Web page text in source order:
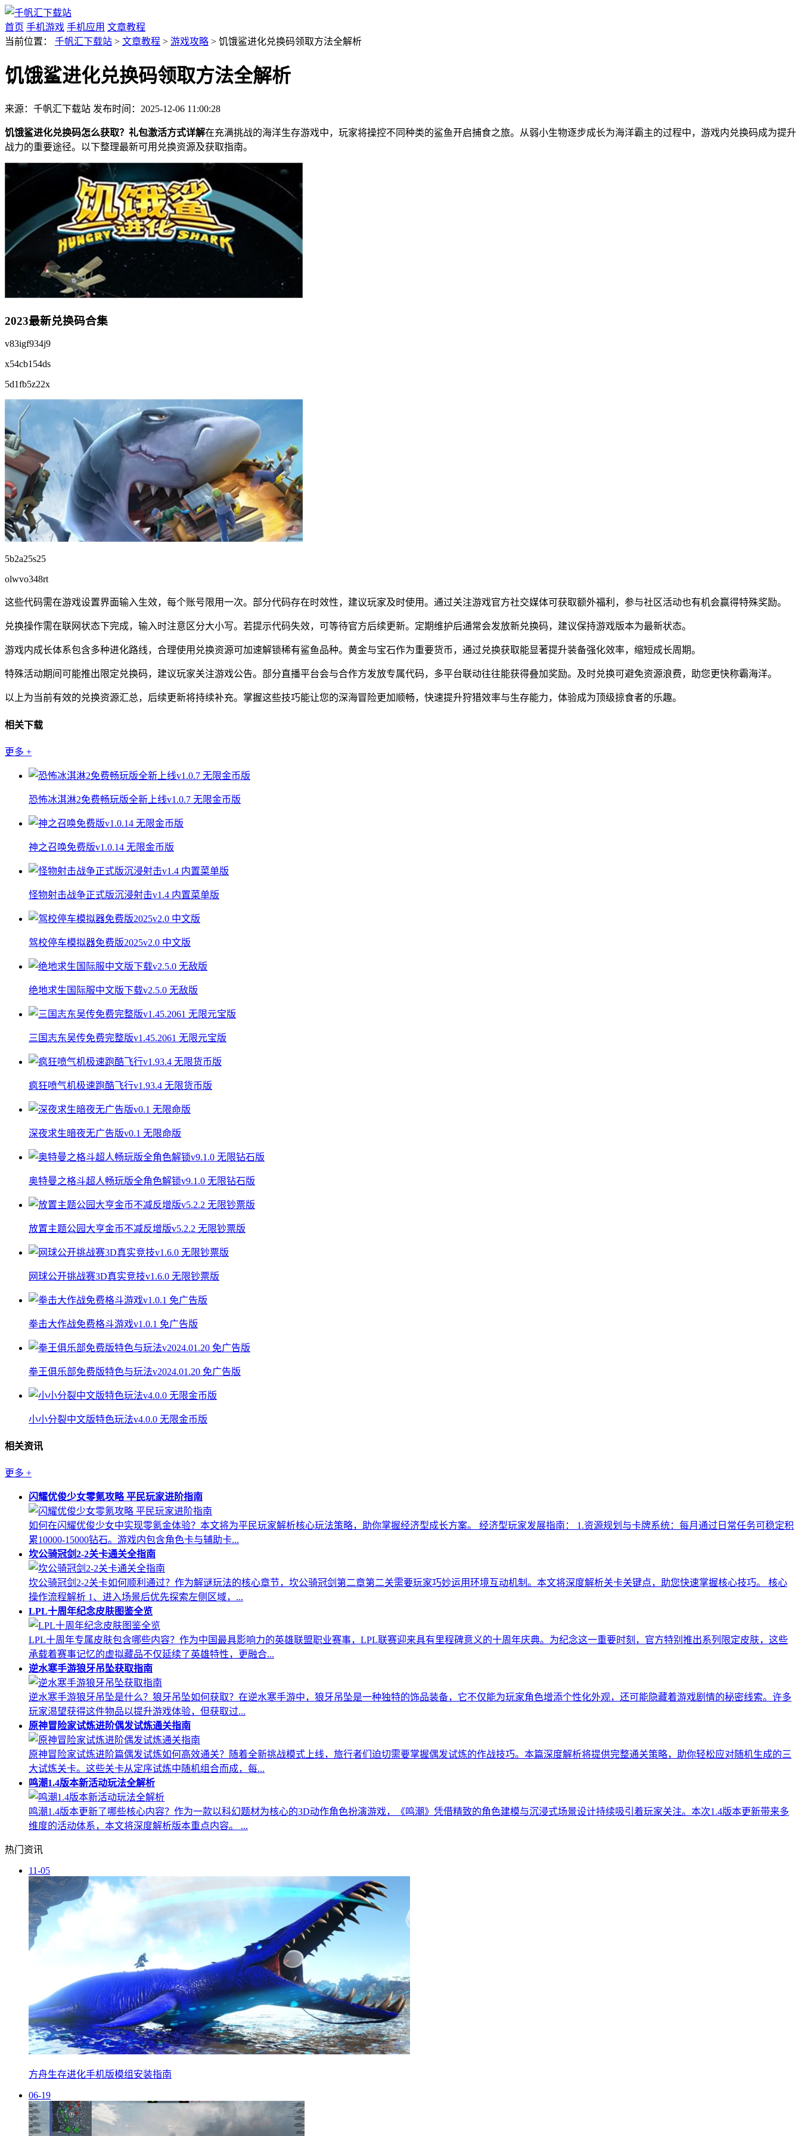
首页 手机游戏 手机应用 文章教程
当前位置： 千帆汇下载站 > 文章教程 > 游戏攻略 > 饥饿鲨进化兑换码领取方法全解析
饥饿鲨进化兑换码领取方法全解析
来源：千帆汇下载站 发布时间：2025-12-06 11:00:28
饥饿鲨进化兑换码怎么获取？礼包激活方式详解在充满挑战的海洋生存游戏中，玩家将操控不同种类的鲨鱼开启捕食之旅。从弱小生物逐步成长为海洋霸主的过程中，游戏内兑换码成为提升
战力的重要途径。以下整理最新可用兑换资源及获取指南。
2023最新兑换码合集
v83igf934j9
x54cb154ds
5d1fb5z22x
5b2a25s25
olwvo348rt
这些代码需在游戏设置界面输入生效，每个账号限用一次。部分代码存在时效性，建议玩家及时使用。通过关注游戏官方社交媒体可获取额外福利，参与社区活动也有机会赢得特殊奖励。
兑换操作需在联网状态下完成，输入时注意区分大小写。若提示代码失效，可等待官方后续更新。定期维护后通常会发放新兑换码，建议保持游戏版本为最新状态。
游戏内成长体系包含多种进化路线，合理使用兑换资源可加速解锁稀有鲨鱼品种。黄金与宝石作为重要货币，通过兑换获取能显著提升装备强化效率，缩短成长周期。
特殊活动期间可能推出限定兑换码，建议玩家关注游戏公告。部分直播平台会与合作方发放专属代码，多平台联动往往能获得叠加奖励。及时兑换可避免资源浪费，助您更快称霸海洋。
以上为当前有效的兑换资源汇总，后续更新将持续补充。掌握这些技巧能让您的深海冒险更加顺畅，快速提升狩猎效率与生存能力，体验成为顶级掠食者的乐趣。
相关下载
更多 +
恐怖冰淇淋2免费畅玩版全新上线v1.0.7 无限金币版
神之召唤免费版v1.0.14 无限金币版
怪物射击战争正式版沉浸射击v1.4 内置菜单版
驾校停车模拟器免费版2025v2.0 中文版
绝地求生国际服中文版下载v2.5.0 无敌版
三国志东吴传免费完整版v1.45.2061 无限元宝版
疯狂喷气机极速跑酷飞行v1.93.4 无限货币版
深夜求生暗夜无广告版v0.1 无限命版
奥特曼之格斗超人畅玩版全角色解锁v9.1.0 无限钻石版
放置主题公园大亨金币不减反增版v5.2.2 无限钞票版
网球公开挑战赛3D真实竞技v1.6.0 无限钞票版
拳击大作战免费格斗游戏v1.0.1 免广告版
拳王俱乐部免费版特色与玩法v2024.01.20 免广告版
小小分裂中文版特色玩法v4.0.0 无限金币版
相关资讯
更多 +
闪耀优俊少女零氪攻略 平民玩家进阶指南
如何在闪耀优俊少女中实现零氪金体验？本文将为平民玩家解析核心玩法策略，助你掌握经济型成长方案。 经济型玩家发展指南： 1.资源规划与卡牌系统：每月通过日常任务可稳定积
累10000-15000钻石。游戏内包含角色卡与辅助卡...
坎公骑冠剑2-2关卡通关全指南
坎公骑冠剑2-2关卡如何顺利通过？作为解谜玩法的核心章节，坎公骑冠剑第二章第二关需要玩家巧妙运用环境互动机制。本文将深度解析关卡关键点，助您快速掌握核心技巧。 核心
操作流程解析 1、进入场景后优先探索左侧区域，...
LPL十周年纪念皮肤图鉴全览
LPL十周年专属皮肤包含哪些内容？作为中国最具影响力的英雄联盟职业赛事，LPL联赛迎来具有里程碑意义的十周年庆典。为纪念这一重要时刻，官方特别推出系列限定皮肤，这些
承载着赛事记忆的虚拟藏品不仅延续了英雄特性，更融合...
逆水寒手游狼牙吊坠获取指南
逆水寒手游狼牙吊坠是什么？狼牙吊坠如何获取？在逆水寒手游中，狼牙吊坠是一种独特的饰品装备，它不仅能为玩家角色增添个性化外观，还可能隐藏着游戏剧情的秘密线索。许多
玩家渴望获得这件物品以提升游戏体验，但获取过...
原神冒险家试炼进阶偶发试炼通关指南
原神冒险家试炼进阶篇偶发试炼如何高效通关？随着全新挑战模式上线，旅行者们迫切需要掌握偶发试炼的作战技巧。本篇深度解析将提供完整通关策略，助你轻松应对随机生成的三
大试炼关卡。这些关卡从定序试炼中随机组合而成，每...
鸣潮1.4版本新活动玩法全解析
鸣潮1.4版本更新了哪些核心内容？作为一款以科幻题材为核心的3D动作角色扮演游戏，《鸣潮》凭借精致的角色建模与沉浸式场景设计持续吸引着玩家关注。本次1.4版本更新带来多
维度的活动体系，本文将深度解析版本重点内容。 ...
热门资讯
11-05
方舟生存进化手机版模组安装指南
06-19